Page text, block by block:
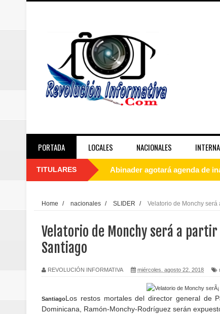
PORTADA LOCALES NACIONALES
TITULARES Abinader agotará agenda de
Presidente Abinader, junto a
Economía dominicana sufre
Presidente Abinader
Home / nacionales / SLIDER / Velatorio de Monchy
Velatorio de Monchy será a
Santiago
REVOLUCIÓN INFORMATIVA miércoles, agosto 22, 2018
SantiagoLos restos mortales del director general de
Dominicana, Ramón-Monchy-Rodríguez serán